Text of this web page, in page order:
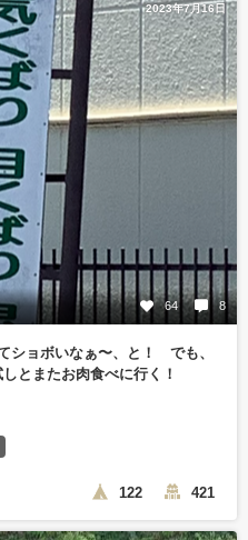
2023年7月16日
64 8
ショボいなぁ〜、と！ でも、
とまたお肉食べに行く！
122 421